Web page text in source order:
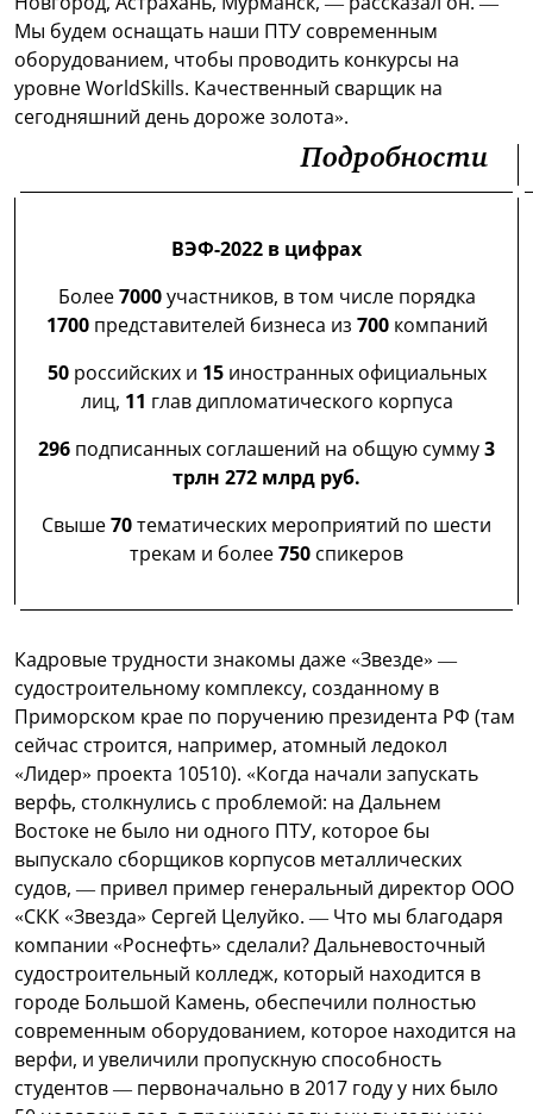
Мы будем оснащать наши ПТУ современным
оборудованием, чтобы проводить конкурсы на
уровне WorldSkills. Качественный сварщик на
сегодняшний день дороже золота».
ВЭФ-2022 в цифрах
Более7000участников, в том числе порядка
1700представителей бизнеса из 700компаний
50российских и 15иностранных официальных
лиц, 11 глав дипломатического корпуса
296 подписанных соглашений на общую сумму3
трлн 272 млрд руб.
Свыше70тематических мероприятий по шести
трекам и более750 спикеров
Подробности
Кадровые трудности знакомы даже «Звезде» —
судостроительному комплексу, созданному в
Приморском крае по поручению президента РФ (там
сейчас строится, например, атомный ледокол
«Лидер» проекта 10510). «Когда начали запускать
верфь, столкнулись с проблемой: на Дальнем
Востоке не было ни одного ПТУ, которое бы
выпускало сборщиков корпусов металлических
судов, — привел пример генеральный директор ООО
«СКК «Звезда» Сергей Целуйко. — Что мы благодаря
компании «Роснефть» сделали? Дальневосточный
судостроительный колледж, который находится в
городе Большой Камень, обеспечили полностью
современным оборудованием, которое находится на
верфи, и увеличили пропускную способность
студентов — первоначально в 2017 году у них было